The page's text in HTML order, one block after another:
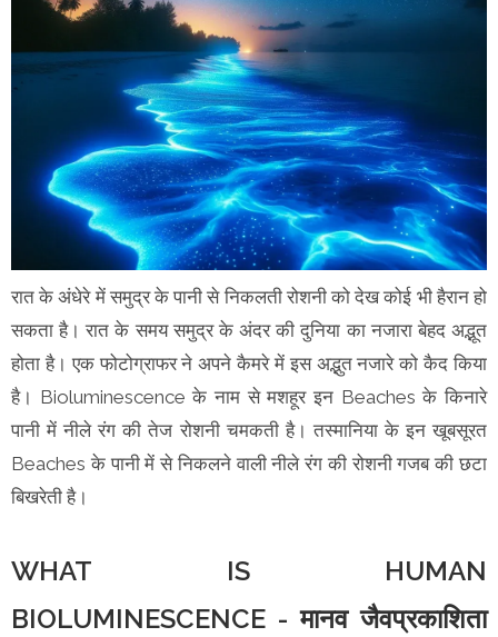
रात के अंधेरे में समुद्र के पानी से निकलती रोशनी को देख कोई भी हैरान हो
सकता है। रात के समय समुद्र के अंदर की दुनिया का नजारा बेहद अद्भूत
होता है। एक फोटोग्राफर ने अपने कैमरे में इस अद्भुत नजारे को कैद किया
है। Bioluminescence के नाम से मशहूर इन Beaches के किनारे
पानी में नीले रंग की तेज रोशनी चमकती है। तस्मानिया के इन खूबसूरत
Beaches के पानी में से निकलने वाली नीले रंग की रोशनी गजब की छटा
बिखरेती है।
WHAT IS HUMAN
BIOLUMINESCENCE - मानव जैवप्रकाशिता